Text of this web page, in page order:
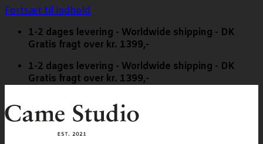
Fortsæt til indhold
1-2 dages levering - Worldwide shipping - DK
Gratis fragt over kr. 1399,-
1-2 dages levering - Worldwide shipping - DK
Gratis fragt over kr. 1399,-